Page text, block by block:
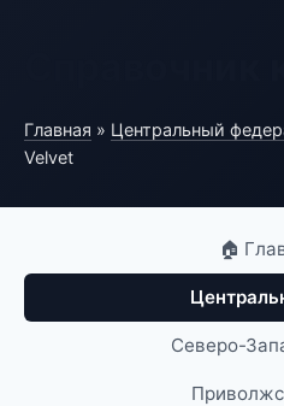
Главная » Центральный
Velvet
🏠
Северо-